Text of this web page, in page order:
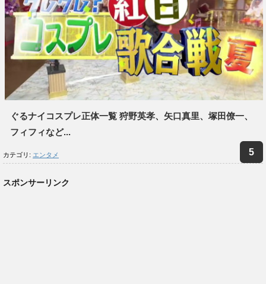
ぐるナイコスプレ正体一覧 狩野英孝、矢口真里、塚田僚一、
フィフィなど...
カテゴリ: エンタメ
スポンサーリンク